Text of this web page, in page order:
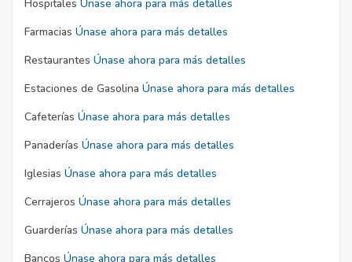
Hospitales Únase ahora para más detalles
Farmacias Únase ahora para más detalles
Restaurantes Únase ahora para más detalles
Estaciones de Gasolina Únase ahora para más detalles
Cafeterías Únase ahora para más detalles
Panaderías Únase ahora para más detalles
Iglesias Únase ahora para más detalles
Cerrajeros Únase ahora para más detalles
Guarderías Únase ahora para más detalles
Bancos Únase ahora para más detalles